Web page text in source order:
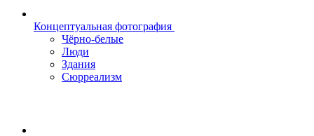
Концептуальная фотография
Чёрно-белые
Люди
Здания
Сюрреализм